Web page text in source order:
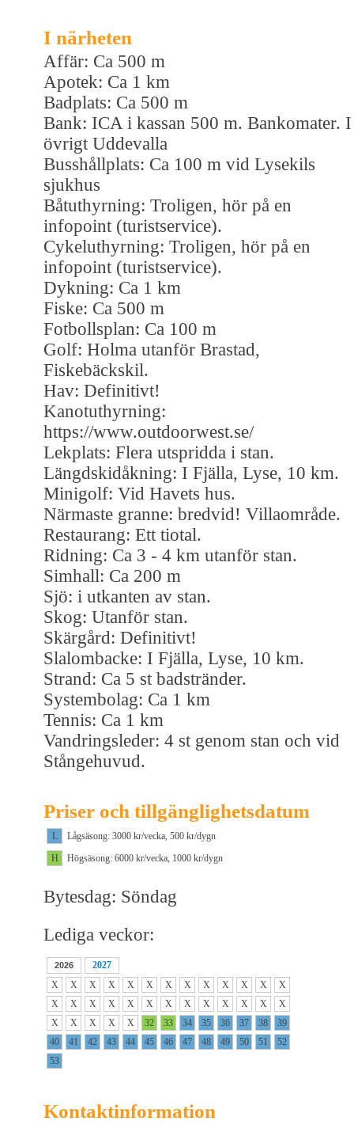
I närheten
Affär: Ca 500 m
Apotek: Ca 1 km
Badplats: Ca 500 m
Bank: ICA i kassan 500 m. Bankomater. I
övrigt Uddevalla
Busshållplats: Ca 100 m vid Lysekils
sjukhus
Båtuthyrning: Troligen, hör på en
infopoint (turistservice).
Cykeluthyrning: Troligen, hör på en
infopoint (turistservice).
Dykning: Ca 1 km
Fiske: Ca 500 m
Fotbollsplan: Ca 100 m
Golf: Holma utanför Brastad,
Fiskebäckskil.
Hav: Definitivt!
Kanotuthyrning:
https://www.outdoorwest.se/
Lekplats: Flera utspridda i stan.
Längdskidåkning: I Fjälla, Lyse, 10 km.
Minigolf: Vid Havets hus.
Närmaste granne: bredvid! Villaområde.
Restaurang: Ett tiotal.
Ridning: Ca 3 - 4 km utanför stan.
Simhall: Ca 200 m
Sjö: i utkanten av stan.
Skog: Utanför stan.
Skärgård: Definitivt!
Slalombacke: I Fjälla, Lyse, 10 km.
Strand: Ca 5 st badstränder.
Systembolag: Ca 1 km
Tennis: Ca 1 km
Vandringsleder: 4 st genom stan och vid
Stångehuvud.
Priser och tillgänglighetsdatum
L
Lågsäsong: 3000 kr/vecka, 500 kr/dygn
H
Högsäsong: 6000 kr/vecka, 1000 kr/dygn
Bytesdag: Söndag
Lediga veckor:
2026
2027
X
X X X X X X X X X X X
X
X
X X X X X X X X X X X
X
X
X X X X 32 33 34 35 36 37 38
39
40
41 42 43 44 45 46 47 48 49 50 51
52
53
Kontaktinformation